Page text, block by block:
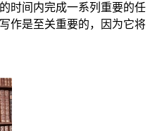
时间内完成一系列重要的任
作是至关重要的，因为它将